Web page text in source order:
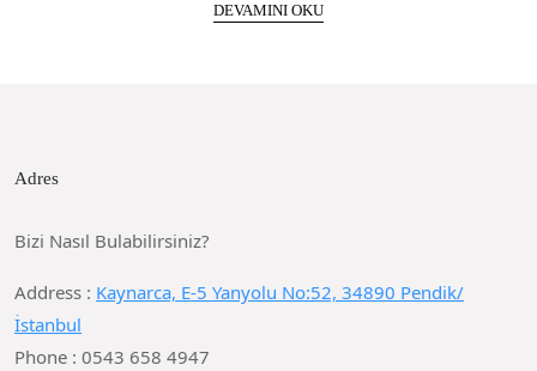
DEVAMINI OKU
Adres
Bizi Nasıl Bulabilirsiniz?
Address : Kaynarca, E-5 Yanyolu No:52, 34890 Pendik/
İstanbul
Phone : 0543 658 4947